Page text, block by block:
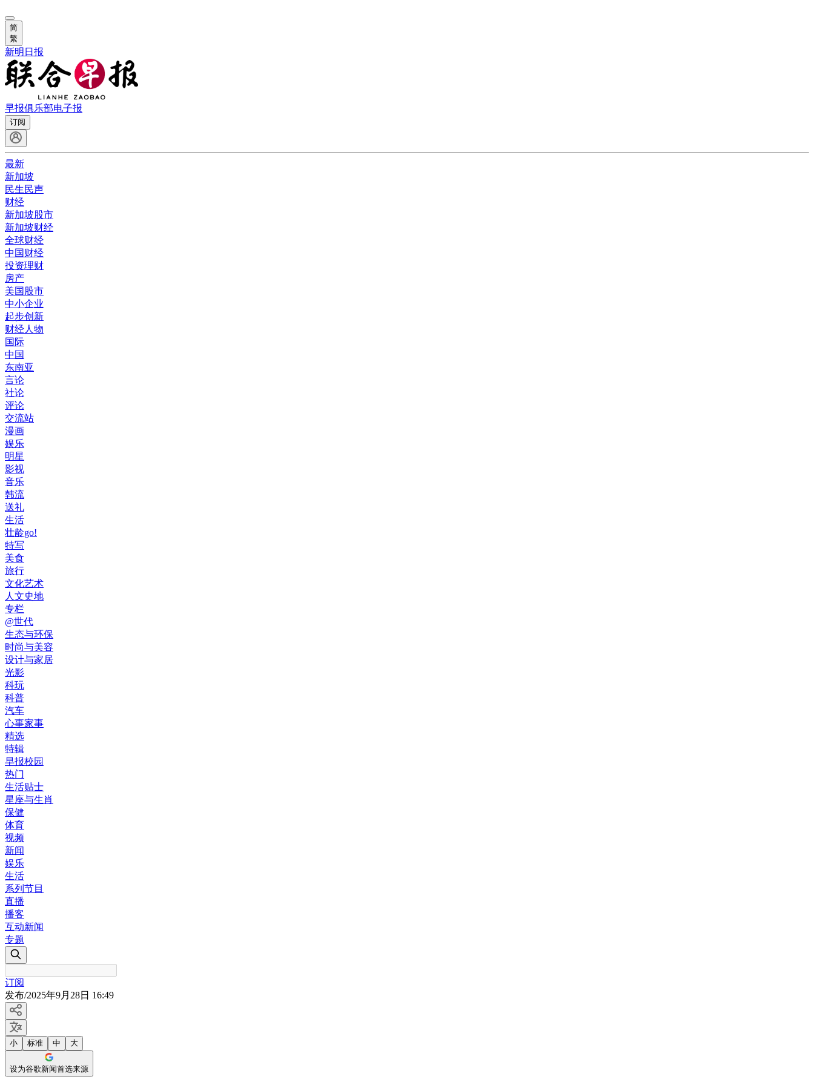
简
繁
新明日报
早报俱乐部电子报
订阅
最新
新加坡
民生民声
财经
新加坡股市
新加坡财经
全球财经
中国财经
投资理财
房产
美国股市
中小企业
起步创新
财经人物
国际
中国
东南亚
言论
社论
评论
交流站
漫画
娱乐
明星
影视
音乐
韩流
送礼
生活
壮龄go!
特写
美食
旅行
文化艺术
人文史地
专栏
@世代
生态与环保
时尚与美容
设计与家居
光影
科玩
科普
汽车
心事家事
精选
特辑
早报校园
热门
生活贴士
星座与生肖
保健
体育
视频
新闻
娱乐
生活
系列节目
直播
播客
互动新闻
专题
订阅
发布/2025年9月28日 16:49
小 标准 中 大
设为谷歌新闻首选来源